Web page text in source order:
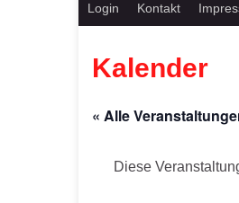
Login Kontakt
Kalender
« Alle
Diese